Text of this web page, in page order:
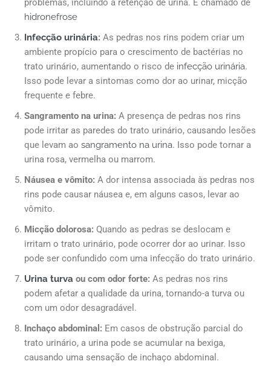
hidronefrose
Infecção urinária: As pedras nos rins podem criar um
ambiente propício para o crescimento de bactérias no
trato urinário, aumentando o risco de infecção urinária.
Isso pode levar a sintomas como dor ao urinar, micção
frequente e febre.
Sangramento na urina: A presença de pedras nos rins
pode irritar as paredes do trato urinário, causando lesões
que levam ao sangramento na urina. Isso pode tornar a
urina rosa, vermelha ou marrom.
Náusea e vômito: A dor intensa associada às pedras nos
rins pode causar náusea e, em alguns casos, levar ao
vômito.
Micção dolorosa: Quando as pedras se deslocam e
irritam o trato urinário, pode ocorrer dor ao urinar. Isso
pode ser confundido com uma infecção do trato urinário.
Urina turva ou com odor forte: As pedras nos rins
podem afetar a qualidade da urina, tornando-a turva ou
com um odor desagradável.
Inchaço abdominal: Em casos de obstrução parcial do
trato urinário, a urina pode se acumular na bexiga,
causando uma sensação de inchaço abdominal.